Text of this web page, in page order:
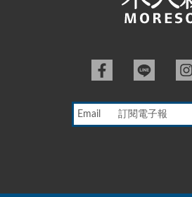
Email